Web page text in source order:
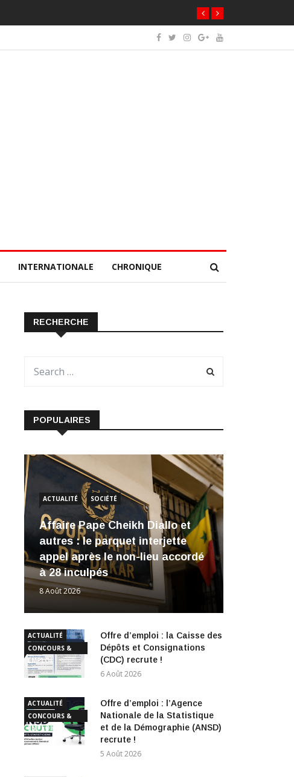
INTERNATIONALE CHRONIQUE
RECHERCHE
POPULAIRES
ACTUALITÉ SOCIÉTÉ
Affaire Pape Cheikh Diallo et
autres : le parquet interjette
appel après le non-lieu accordé
à 28 inculpés
8 Août 2026
ACTUALITÉ
CONCOURS &
EMPLOI
Offre d’emploi : la Caisse des
Dépôts et Consignations
(CDC) recrute !
6 Août 2026
ACTUALITÉ
CONCOURS &
EMPLOI
Offre d’emploi : l’Agence
Nationale de la Statistique
et de la Démographie (ANSD)
recrute !
5 Août 2026